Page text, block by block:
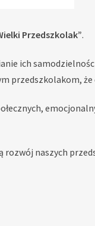
Przedszkolak”.
ich
przedszkolakom,
naszych